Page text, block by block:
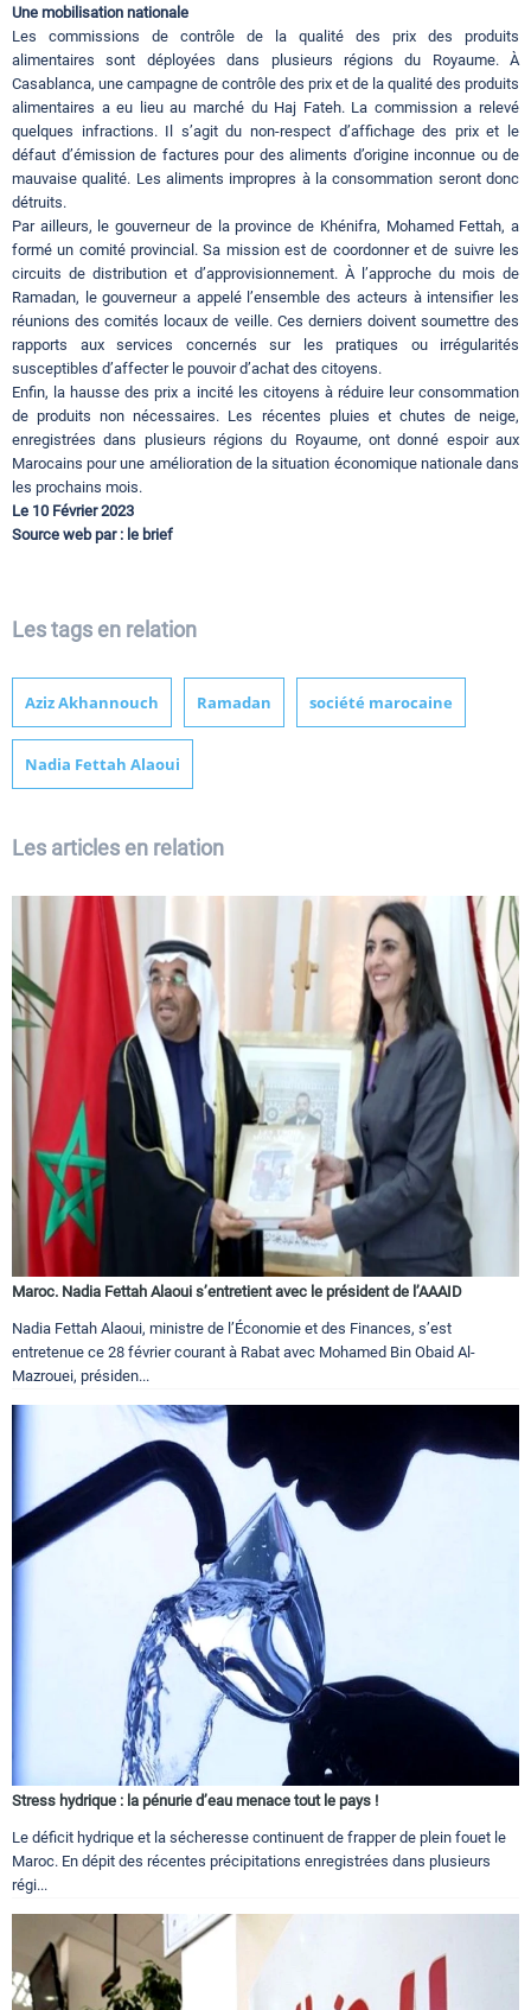
Une mobilisation nationale
Les commissions de contrôle de la qualité des prix des produits
alimentaires sont déployées dans plusieurs régions du Royaume. À
Casablanca, une campagne de contrôle des prix et de la qualité des produits
alimentaires a eu lieu au marché du Haj Fateh. La commission a relevé
quelques infractions. Il s’agit du non-respect d’affichage des prix et le
défaut d’émission de factures pour des aliments d’origine inconnue ou de
mauvaise qualité. Les aliments impropres à la consommation seront donc
détruits.
Par ailleurs, le gouverneur de la province de Khénifra, Mohamed Fettah, a
formé un comité provincial. Sa mission est de coordonner et de suivre les
circuits de distribution et d’approvisionnement. À l’approche du mois de
Ramadan, le gouverneur a appelé l’ensemble des acteurs à intensifier les
réunions des comités locaux de veille. Ces derniers doivent soumettre des
rapports aux services concernés sur les pratiques ou irrégularités
susceptibles d’affecter le pouvoir d’achat des citoyens.
Enfin, la hausse des prix a incité les citoyens à réduire leur consommation
de produits non nécessaires. Les récentes pluies et chutes de neige,
enregistrées dans plusieurs régions du Royaume, ont donné espoir aux
Marocains pour une amélioration de la situation économique nationale dans
les prochains mois.
Le 10 Février 2023
Source web par : le brief
Les tags en relation
Aziz Akhannouch Ramadan société marocaine
Nadia Fettah Alaoui
Les articles en relation
Maroc. Nadia Fettah Alaoui s’entretient avec le président de l’AAAID
Nadia Fettah Alaoui, ministre de l’Économie et des Finances, s’est
entretenue ce 28 février courant à Rabat avec Mohamed Bin Obaid Al-
Mazrouei, présiden...
Stress hydrique : la pénurie d’eau menace tout le pays !
Le déficit hydrique et la sécheresse continuent de frapper de plein fouet le
Maroc. En dépit des récentes précipitations enregistrées dans plusieurs
régi...